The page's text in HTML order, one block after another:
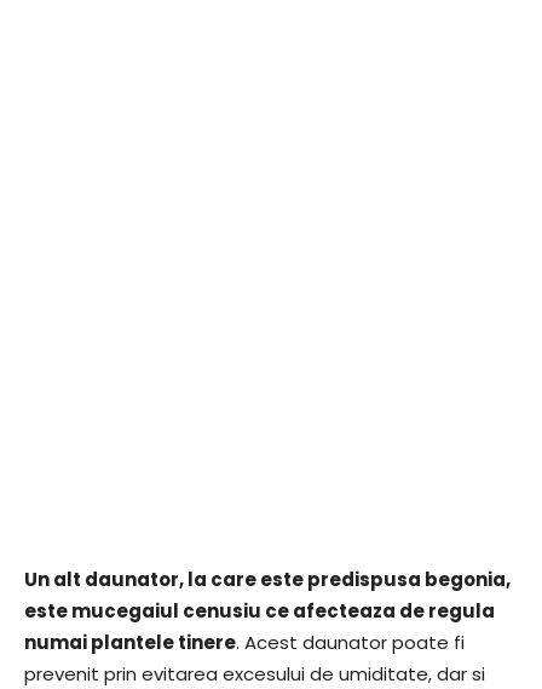
Un alt daunator, la care este predispusa begonia,
este mucegaiul cenusiu ce afecteaza de regula
numai plantele tinere. Acest daunator poate fi
prevenit prin evitarea excesului de umiditate, dar si